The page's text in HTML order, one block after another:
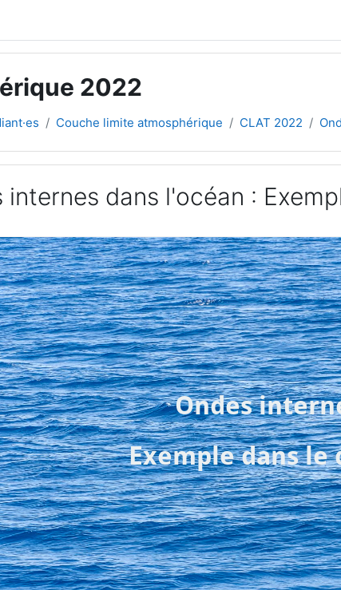
2022
Couche limite atmosphérique CLAT 2022
internes dans l'océan :